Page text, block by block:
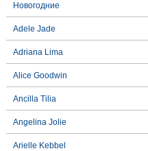
Новогодние
Adele Jade
Adriana Lima
Alice Goodwin
Ancilla Tilia
Angelina Jolie
Arielle Kebbel